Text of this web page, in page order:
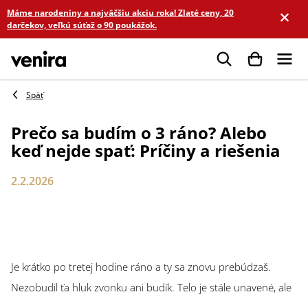
Prejsť
na
obsah
Máme narodeniny a najväčšiu akciu roka! Zlaté ceny, 20
darčekov, veľkú súťaž o 90 poukážok.
Hľadať
Prečo sa budím o 3 ráno? Alebo
keď nejde spať: Príčiny a riešenia
2.2.2026
Je krátko po tretej hodine ráno a ty sa znovu prebúdzaš.
Nezobudil ťa hluk zvonku ani budík. Telo je stále unavené, ale